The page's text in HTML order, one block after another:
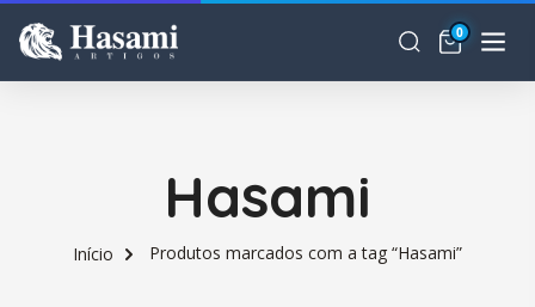
0
Hasami
Início Produtos marcados com a tag “Hasami”